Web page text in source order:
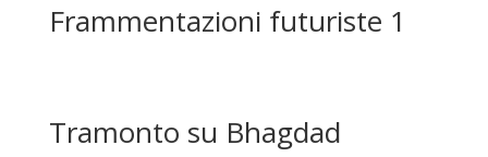
Frammentazioni futuriste 1
Tramonto su Bhagdad